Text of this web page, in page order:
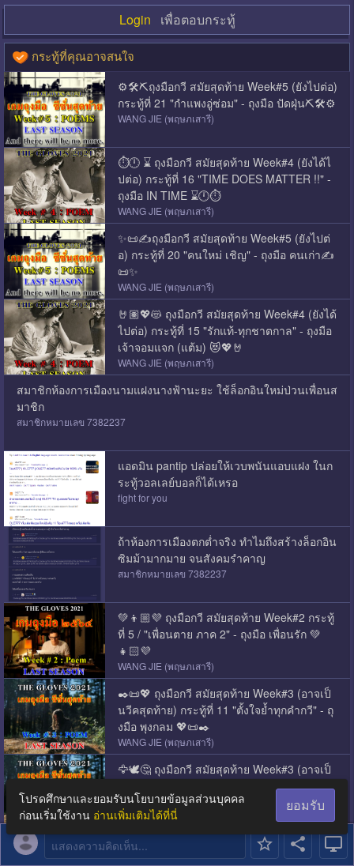
Login เพื่อตอบกระทู้
แสดงความคิดเห็น...
กระทู้ที่คุณอาจสนใจ
⚙️🛠️⛏️ถุงมือกวี สมัยสุดท้าย Week#5 (ยังไปต่อ)
กระทู้ที่ 21 "กำแพงอู่ซ่อม" - ถุงมือ ปัดฝุ่น⛏️🛠️⚙️
WANG JIE (พฤษภเสารี)
⏱️🕛 ⌛ ถุงมือกวี สมัยสุดท้าย Week#4 (ยังได้ไ
ปต่อ) กระทู้ที่ 16 "TIME DOES MATTER !!" -
ถุงมือ IN TIME ⌛🕛⏱️
WANG JIE (พฤษภเสารี)
✨📜✍️ถุงมือกวี สมัยสุดท้าย Week#5 (ยังไปต่
อ) กระทู้ที่ 20 "คนใหม่ เชิญ" - ถุงมือ คนเก่า✍️
📜✨
WANG JIE (พฤษภเสารี)
🤘🏽💖😻 ถุงมือกวี สมัยสุดท้าย Week#4 (ยังได้
ไปต่อ) กระทู้ที่ 15 "รักแท้-ทุกชาตกาล" - ถุงมือ
เจ้าจอมแจก (แต้ม) 😻💖🤘
WANG JIE (พฤษภเสารี)
สมาชิกห้องการเมืองนามแฝงนางฟ้านะยะ ใช้ล็อกอินใหม่ป่วนเพื่อนส
มาชิก
สมาชิกหมายเลข 7382237
แอดมิน pantip ปล่อยให้เวบพนันแอบแฝง ในก
ระทู้วอลเลย์บอลก็ได้เหรอ
fight for you
ถ้าห้องการเมืองตกต่ำจริง ทำไมถึงสร้างล็อกอิน
ซิมม้ามากมาย จนสังคมรำคาญ
สมาชิกหมายเลข 7382237
💚👦🏼💜 ถุงมือกวี สมัยสุดท้าย Week#2 กระทู้
ที่ 5 / "เพื่อนตาย ภาค 2" - ถุงมือ เพื่อนรัก 💚
👧🏻💜
WANG JIE (พฤษภเสารี)
✒️📜💖 ถุงมือกวี สมัยสุดท้าย Week#3 (อาจเป็
นวีคสุดท้าย) กระทู้ที่ 11 "ตั้งใจย้ำทุกคำกวี" - ถุ
งมือ พุงกลม 💖📜✒️
WANG JIE (พฤษภเสารี)
🦅🕊️🤔 ถุงมือกวี สมัยสุดท้าย Week#3 (อาจเป็
นวีคสุดท้าย) กระทู้ที่ 10 "คิดคำนึง" - ถุงมือ Th
e Thinker 🤔🕊️🦅
WANG JIE (พฤษภเสารี)
โปรดศึกษาและยอมรับนโยบายข้อมูลส่วนบุคคล
ก่อนเริ่มใช้งาน อ่านเพิ่มเติมได้ที่นี่
ยอมรับ